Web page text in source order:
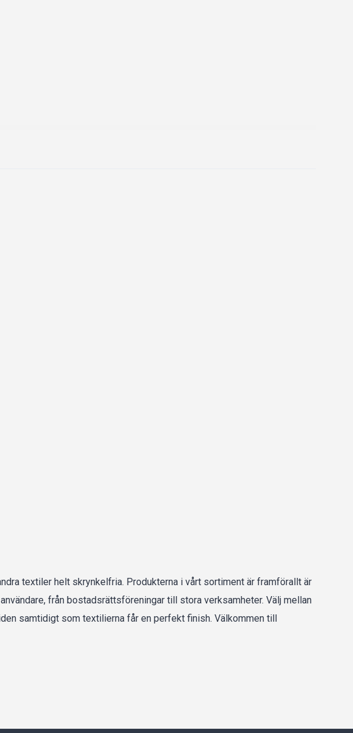
textiler helt skrynkelfria. Produkterna i vårt sortiment är framförallt är
från bostadsrättsföreningar till stora verksamheter. Välj mellan
samtidigt som textilierna får en perfekt finish. Välkommen till